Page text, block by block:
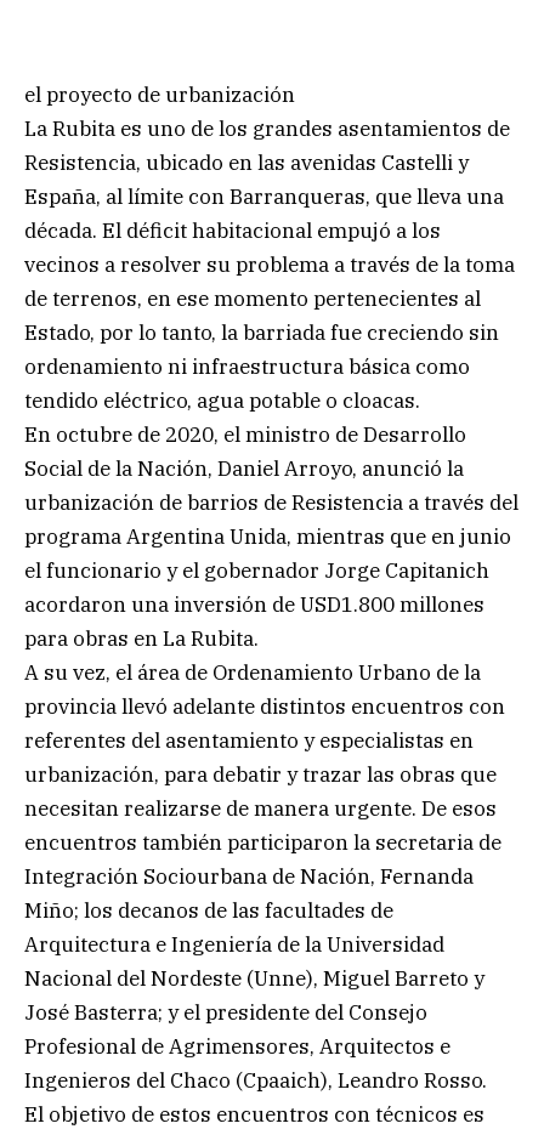
el proyecto de urbanización
La Rubita es uno de los grandes asentamientos de
Resistencia, ubicado en las avenidas Castelli y
España, al límite con Barranqueras, que lleva una
década. El déficit habitacional empujó a los
vecinos a resolver su problema a través de la toma
de terrenos, en ese momento pertenecientes al
Estado, por lo tanto, la barriada fue creciendo sin
ordenamiento ni infraestructura básica como
tendido eléctrico, agua potable o cloacas.
En octubre de 2020, el ministro de Desarrollo
Social de la Nación, Daniel Arroyo, anunció la
urbanización de barrios de Resistencia a través del
programa Argentina Unida, mientras que en junio
el funcionario y el gobernador Jorge Capitanich
acordaron una inversión de USD1.800 millones
para obras en La Rubita.
A su vez, el área de Ordenamiento Urbano de la
provincia llevó adelante distintos encuentros con
referentes del asentamiento y especialistas en
urbanización, para debatir y trazar las obras que
necesitan realizarse de manera urgente. De esos
encuentros también participaron la secretaria de
Integración Sociourbana de Nación, Fernanda
Miño; los decanos de las facultades de
Arquitectura e Ingeniería de la Universidad
Nacional del Nordeste (Unne), Miguel Barreto y
José Basterra; y el presidente del Consejo
Profesional de Agrimensores, Arquitectos e
Ingenieros del Chaco (Cpaaich), Leandro Rosso.
El objetivo de estos encuentros con técnicos es